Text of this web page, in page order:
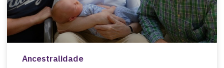
Ancestralidade